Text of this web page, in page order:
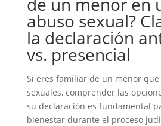
abuso sexual?
la declaración
vs. presencial
Si eres familiar de un menor
sexuales, comprender las
su declaración es fundamental
bienestar durante el proceso